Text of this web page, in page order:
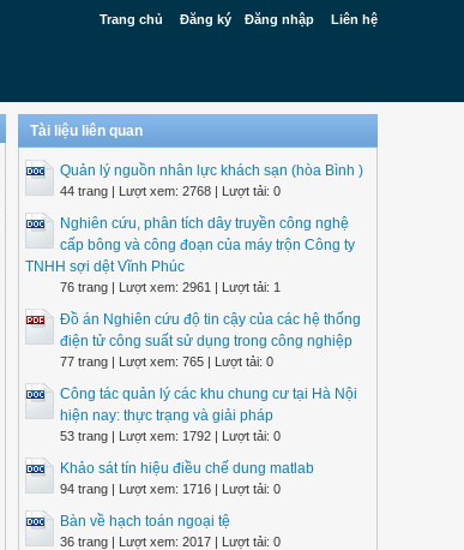
Trang chủ Đăng ký Đăng nhập Liên hệ
Tài liệu liên quan
Quản lý nguồn nhân lực khách sạn (hòa Bình )
44 trang | Lượt xem: 2768 | Lượt tải: 0
Nghiên cứu, phân tích dây truyền công nghệ
cấp bông và công đoạn của máy trộn Công ty
TNHH sợi dệt Vĩnh Phúc
76 trang | Lượt xem: 2961 | Lượt tải: 1
Đồ án Nghiên cứu độ tin cậy của các hệ thống
điện tử công suất sử dụng trong công nghiệp
77 trang | Lượt xem: 765 | Lượt tải: 0
Công tác quản lý các khu chung cư tại Hà Nội
hiện nay: thực trạng và giải pháp
53 trang | Lượt xem: 1792 | Lượt tải: 0
Khảo sát tín hiệu điều chế dung matlab
94 trang | Lượt xem: 1716 | Lượt tải: 0
Bàn về hạch toán ngoại tệ
36 trang | Lượt xem: 2017 | Lượt tải: 0